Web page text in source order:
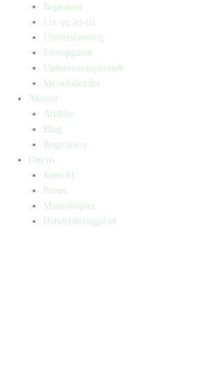
Bogkasser
Lix og let-tal
Universlæsning
Elevopgaver
Undervisningsforløb
Messekalender
Aktuelt
Artikler
Blog
Bogtrailere
Om os
Kontakt
Presse
Manuskripter
Handelsbetingelser